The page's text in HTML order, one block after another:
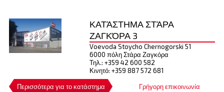
Περισσότερα για το κατάστημα Γρήγορη επικοινωνία
ΚΑΤΆΣΤΗΜΑ ΣΤΆΡΑ
ΖΑΓΚΌΡΑ 3
Voevoda Stoycho Chernogorski 51
6000 πόλη Στάρα Ζαγκόρα
Τηλ.: +359 42 600 582
Κινητό: +359 887 572 681